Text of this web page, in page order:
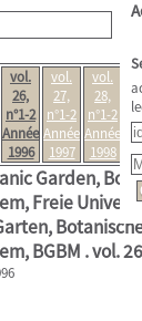
vol.
26,
n°1-2
Année
1996
vol.
27,
n°1-2
Année
1997
vol.
28,
n°1-2
Année
1998
Garden,
Freie
BGBM .vol.